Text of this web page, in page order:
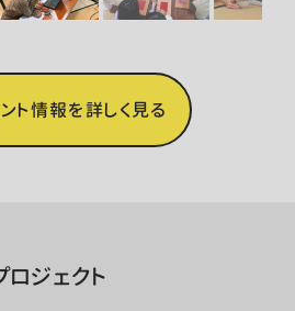
ト情報を詳しく見る
ジェクト